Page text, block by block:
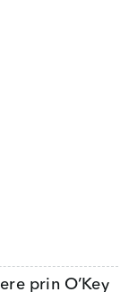
prin O’Key